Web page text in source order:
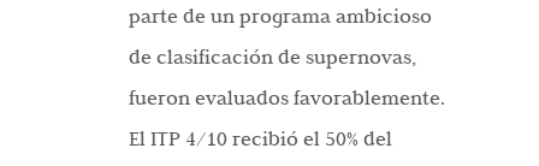
parte de un programa ambicioso
de clasificación de supernovas,
fueron evaluados favorablemente.
El ITP 4/10 recibió el 50% del